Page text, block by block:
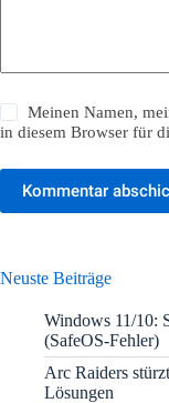
Meinen Namen,
in diesem Browser für
Kommentar
Neuste Beiträge
Windows 11/10:
(SafeOS-Fehler)
Arc Raiders
Lösungen